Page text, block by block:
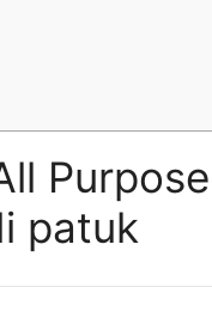
Purpose
patuk